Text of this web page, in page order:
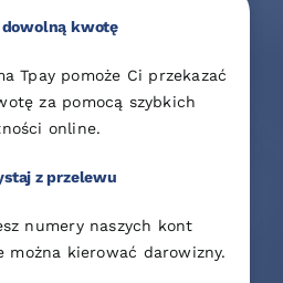
kwotę
Tpay pomoże Ci przekazać
za pomocą szybkich
online.
z przelewu
numery naszych kont
można kierować darowizny.